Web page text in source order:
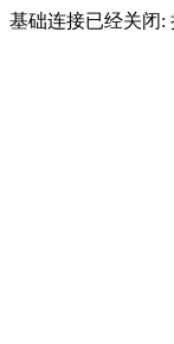
基础连接已经关闭: